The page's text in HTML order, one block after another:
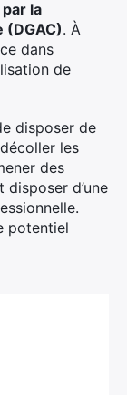
la
(DGAC). À
dans
de
disposer de
les
des
d’une
potentiel